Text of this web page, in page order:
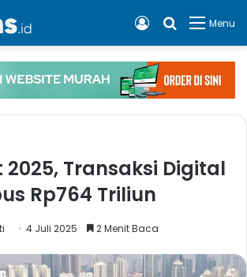
Menu
Cari apa,
Log In
2025, Transaksi Digital
Rp764 Triliun
4 Juli 2025 2 Menit Baca